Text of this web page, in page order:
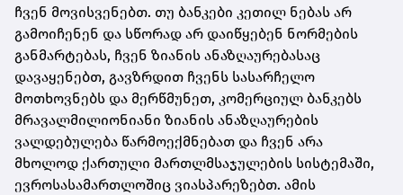
ჩვენ მოვისვენებთ. თუ ბანკები კეთილ ნებას არ
გამოიჩენენ და სწორად არ დაიწყებენ ნორმების
განმარტებას, ჩვენ ზიანის ანაზღაურებასაც
დავაყენებთ, გავზრდით ჩვენს სასარჩელო
მოთხოვნებს და მერწმუნეთ, კომერციულ ბანკებს
მრავალმილიონიანი ზიანის ანაზღაურების
ვალდებულება წარმოექმნებათ და ჩვენ არა
მხოლოდ ქართული მართლმსაჯულების სისტემაში,
ევროსასამართლოშიც ვიასპარეზებთ. ამის